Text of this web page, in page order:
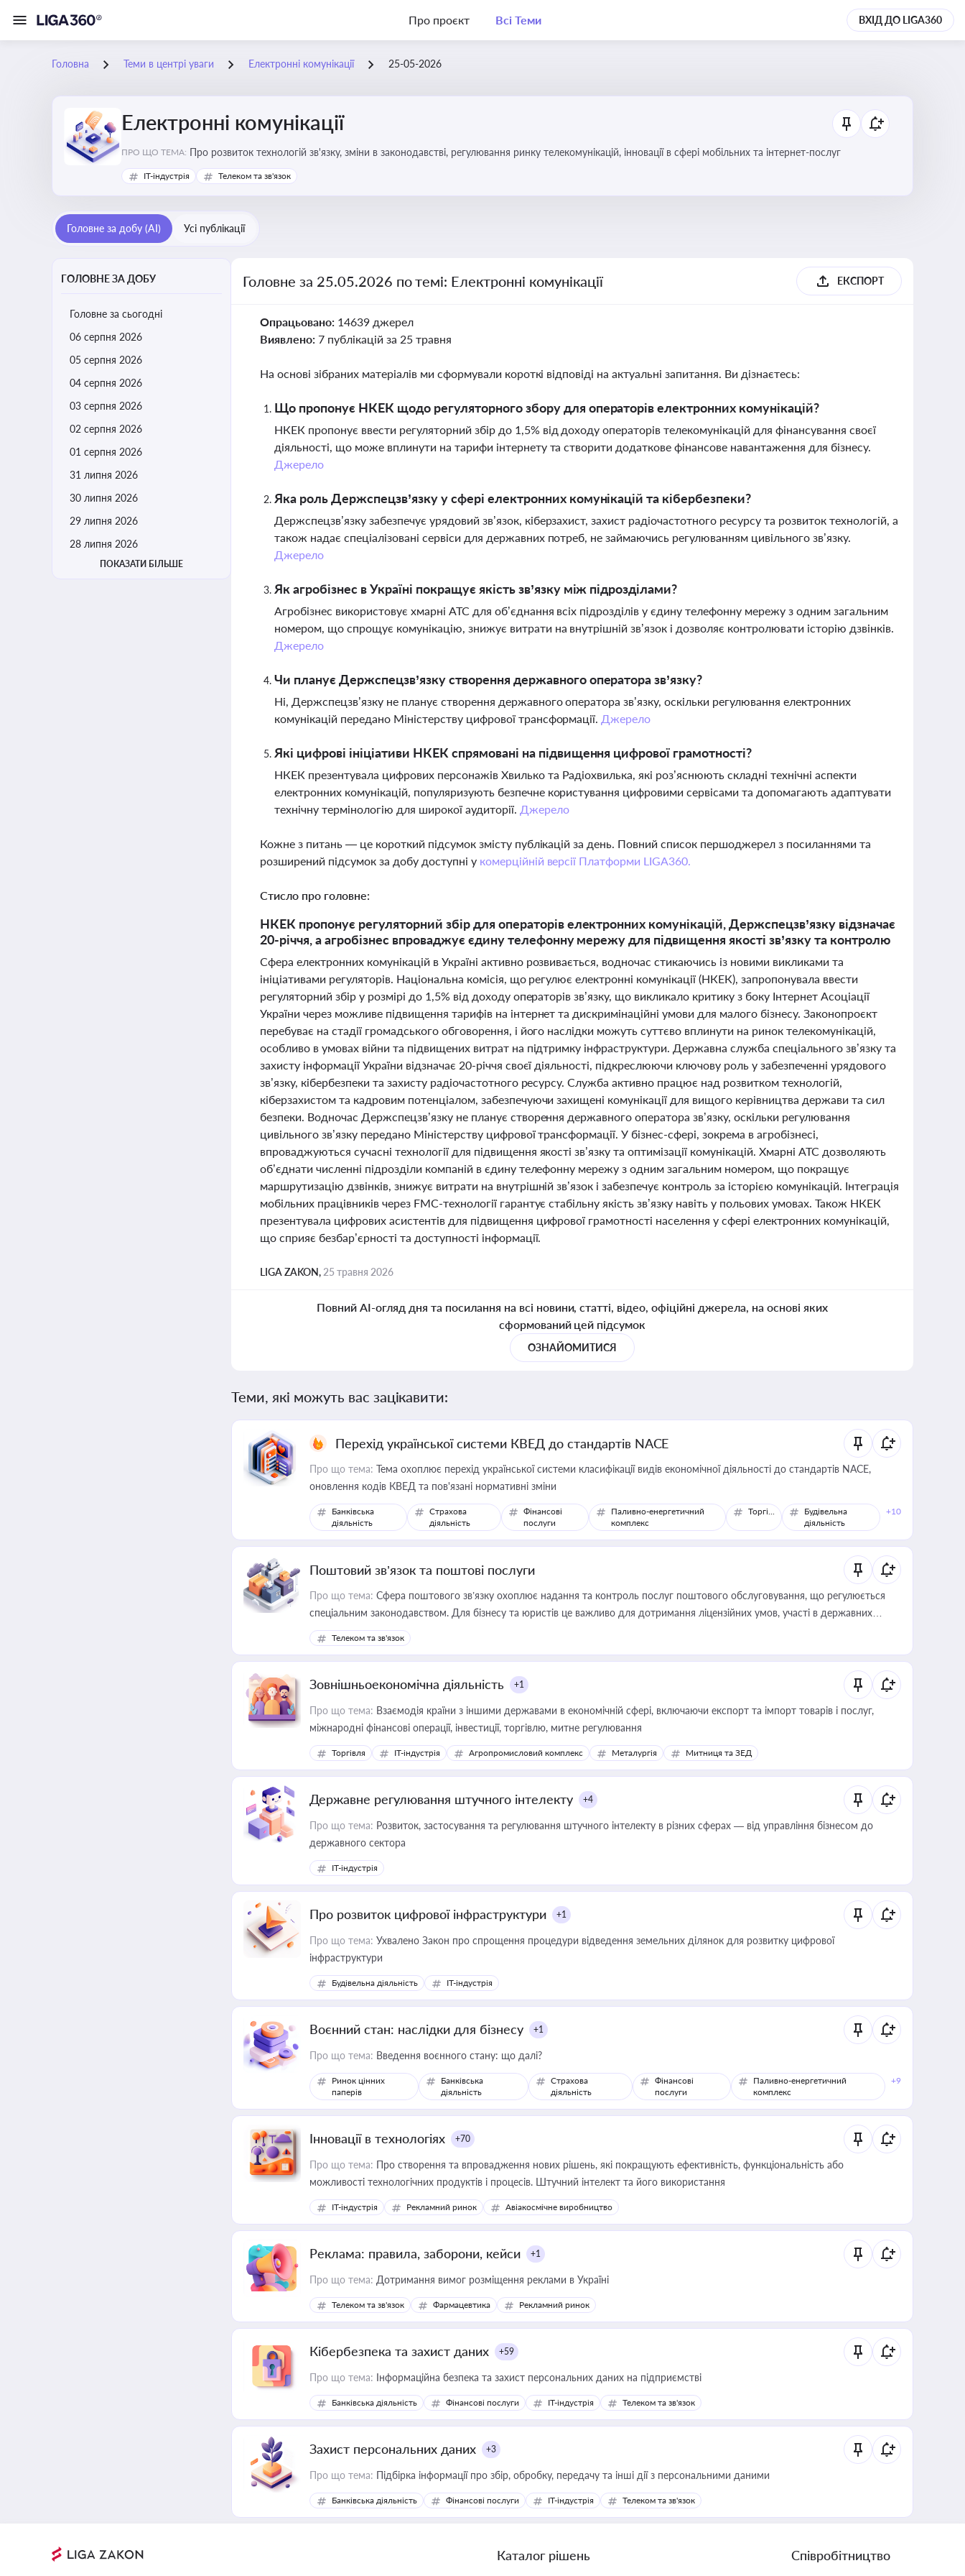
Про проєкт Всі Теми ВХІД ДО LIGA360
Головна Теми в центрі уваги Електронні комунікації 25-05-2026
Електронні комунікації
ПРО ЩО ТЕМА: Про розвиток технологій зв'язку, зміни в законодавстві, регулювання ринку телекомунікацій, інновації в сфері мобільних та інтернет-послуг
IT-індустрія Телеком та зв'язок
Головне за добу (AI) Усі публікації
ГОЛОВНЕ ЗА ДОБУ
Головне за сьогодні
06 серпня 2026
05 серпня 2026
04 серпня 2026
03 серпня 2026
02 серпня 2026
01 серпня 2026
31 липня 2026
30 липня 2026
29 липня 2026
28 липня 2026
ПОКАЗАТИ БІЛЬШЕ
Головне за 25.05.2026 по темі: Електронні комунікації ЕКСПОРТ
Опрацьовано: 14639 джерел
Виявлено: 7 публікацій за 25 травня
На основі зібраних матеріалів ми сформували короткі відповіді на актуальні запитання. Ви дізнаєтесь:
Що пропонує НКЕК щодо регуляторного збору для операторів електронних комунікацій?
НКЕК пропонує ввести регуляторний збір до 1,5% від доходу операторів телекомунікацій для фінансування своєї
діяльності, що може вплинути на тарифи інтернету та створити додаткове фінансове навантаження для бізнесу.
Джерело
Яка роль Держспецзв’язку у сфері електронних комунікацій та кібербезпеки?
Держспецзв’язку забезпечує урядовий зв’язок, кіберзахист, захист радіочастотного ресурсу та розвиток технологій, а
також надає спеціалізовані сервіси для державних потреб, не займаючись регулюванням цивільного зв’язку.
Джерело
Як агробізнес в Україні покращує якість зв’язку між підрозділами?
Агробізнес використовує хмарні АТС для об’єднання всіх підрозділів у єдину телефонну мережу з одним загальним
номером, що спрощує комунікацію, знижує витрати на внутрішній зв’язок і дозволяє контролювати історію дзвінків.
Джерело
Чи планує Держспецзв’язку створення державного оператора зв’язку?
Ні, Держспецзв’язку не планує створення державного оператора зв’язку, оскільки регулювання електронних
комунікацій передано Міністерству цифрової трансформації. Джерело
Які цифрові ініціативи НКЕК спрямовані на підвищення цифрової грамотності?
НКЕК презентувала цифрових персонажів Хвилько та Радіохвилька, які роз’яснюють складні технічні аспекти
електронних комунікацій, популяризують безпечне користування цифровими сервісами та допомагають адаптувати
технічну термінологію для широкої аудиторії. Джерело
Кожне з питань — це короткий підсумок змісту публікацій за день. Повний список першоджерел з посиланнями та
розширений підсумок за добу доступні у комерційній версії Платформи LIGA360.
Стисло про головне:
НКЕК пропонує регуляторний збір для операторів електронних комунікацій, Держспецзв’язку відзначає
20-річчя, а агробізнес впроваджує єдину телефонну мережу для підвищення якості зв’язку та контролю
Сфера електронних комунікацій в Україні активно розвивається, водночас стикаючись із новими викликами та
ініціативами регуляторів. Національна комісія, що регулює електронні комунікації (НКЕК), запропонувала ввести
регуляторний збір у розмірі до 1,5% від доходу операторів зв’язку, що викликало критику з боку Інтернет Асоціації
України через можливе підвищення тарифів на інтернет та дискримінаційні умови для малого бізнесу. Законопроєкт
перебуває на стадії громадського обговорення, і його наслідки можуть суттєво вплинути на ринок телекомунікацій,
особливо в умовах війни та підвищених витрат на підтримку інфраструктури. Державна служба спеціального зв’язку та
захисту інформації України відзначає 20-річчя своєї діяльності, підкреслюючи ключову роль у забезпеченні урядового
зв’язку, кібербезпеки та захисту радіочастотного ресурсу. Служба активно працює над розвитком технологій,
кіберзахистом та кадровим потенціалом, забезпечуючи захищені комунікації для вищого керівництва держави та сил
безпеки. Водночас Держспецзв’язку не планує створення державного оператора зв’язку, оскільки регулювання
цивільного зв’язку передано Міністерству цифрової трансформації. У бізнес-сфері, зокрема в агробізнесі,
впроваджуються сучасні технології для підвищення якості зв’язку та оптимізації комунікацій. Хмарні АТС дозволяють
об’єднати численні підрозділи компаній в єдину телефонну мережу з одним загальним номером, що покращує
маршрутизацію дзвінків, знижує витрати на внутрішній зв’язок і забезпечує контроль за історією комунікацій. Інтеграція
мобільних працівників через FMC-технології гарантує стабільну якість зв’язку навіть у польових умовах. Також НКЕК
презентувала цифрових асистентів для підвищення цифрової грамотності населення у сфері електронних комунікацій,
що сприяє безбар’єрності та доступності інформації.
LIGA ZAKON, 25 травня 2026
Повний AI-огляд дня та посилання на всі новини, статті, відео, офіційні джерела, на основі яких
сформований цей підсумок
ОЗНАЙОМИТИСЯ
Теми, які можуть вас зацікавити:
Перехід української системи КВЕД до стандартів NACE
Про що тема: Тема охоплює перехід української системи класифікації видів економічної діяльності до стандартів NACE,
оновлення кодів КВЕД та пов'язані нормативні зміни
Банківська
діяльність
Страхова
діяльність
Фінансові
послуги
Паливно-енергетичний
комплекс
Торгівля
Будівельна
діяльність
+10
Поштовий зв’язок та поштові послуги
Про що тема: Сфера поштового зв’язку охоплює надання та контроль послуг поштового обслуговування, що регулюється
спеціальним законодавством. Для бізнесу та юристів це важливо для дотримання ліцензійних умов, участі в державних
реєстрах і забезпечення прав споживачів.
Телеком та зв'язок
Зовнішньоекономічна діяльність +1
Про що тема: Взаємодія країни з іншими державами в економічній сфері, включаючи експорт та імпорт товарів і послуг,
міжнародні фінансові операції, інвестиції, торгівлю, митне регулювання
Торгівля IT-індустрія Агропромисловий комплекс Металургія Митниця та ЗЕД
Державне регулювання штучного інтелекту +4
Про що тема: Розвиток, застосування та регулювання штучного інтелекту в різних сферах — від управління бізнесом до
державного сектора
IT-індустрія
Про розвиток цифрової інфраструктури +1
Про що тема: Ухвалено Закон про спрощення процедури відведення земельних ділянок для розвитку цифрової
інфраструктури
Будівельна діяльність IT-індустрія
Воєнний стан: наслідки для бізнесу +1
Про що тема: Введення воєнного стану: що далі?
Ринок цінних
паперів
Банківська
діяльність
Страхова
діяльність
Фінансові
послуги
Паливно-енергетичний
комплекс
+9
Інновації в технологіях +70
Про що тема: Про створення та впровадження нових рішень, які покращують ефективність, функціональність або
можливості технологічних продуктів і процесів. Штучний інтелект та його використання
IT-індустрія Рекламний ринок Авіакосмічне виробництво
Реклама: правила, заборони, кейси +1
Про що тема: Дотримання вимог розміщення реклами в Україні
Телеком та зв'язок Фармацевтика Рекламний ринок
Кібербезпека та захист даних +59
Про що тема: Інформаційна безпека та захист персональних даних на підприємстві
Банківська діяльність Фінансові послуги IT-індустрія Телеком та зв'язок
Захист персональних даних +3
Про що тема: Підбірка інформації про збір, обробку, передачу та інші дії з персональними даними
Банківська діяльність Фінансові послуги IT-індустрія Телеком та зв'язок
Каталог рішень Співробітництво